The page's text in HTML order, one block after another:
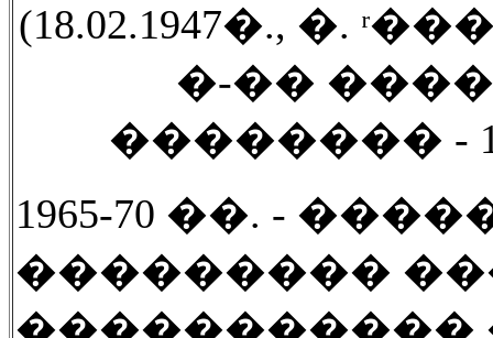
(18.02.1947�., �.
�-��
�������� -
1965-70 ��. -
���������
�����������